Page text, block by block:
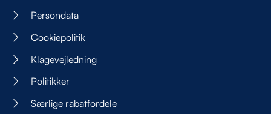
Persondata
Cookiepolitik
Klagevejledning
Politikker
Særlige rabatfordele